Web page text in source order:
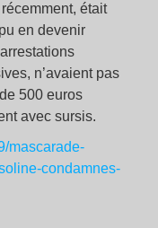
était
en devenir
n’avaient pas
500 euros
avec sursis.
mascarade-
condamnes-